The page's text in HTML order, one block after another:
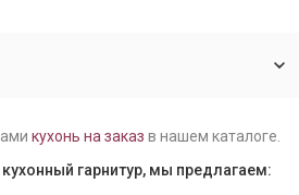
кухонь на заказ в нашем каталоге.
гарнитур, мы предлагаем: